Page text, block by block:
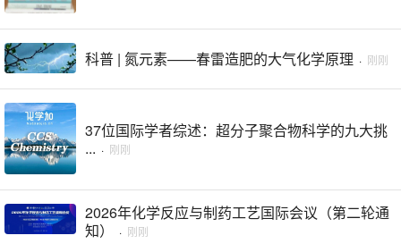
科普 | 氮元素——春雷造肥的大气化学原理 · 刚刚
37位国际学者综述：超分子聚合物科学的九大挑
... · 刚刚
2026年化学反应与制药工艺国际会议（第二轮通
知）
· 刚刚